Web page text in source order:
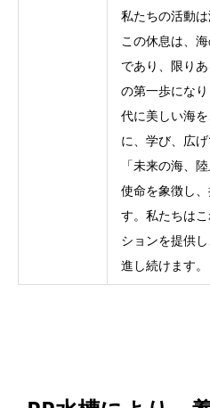
私たちの活動は
この休息は、
であり、限り
の第一歩にな
代に美しい海
に、学び、広げ
「未来の海、
使命を象徴し
す。私たちは
ションを提供
進し続けます。